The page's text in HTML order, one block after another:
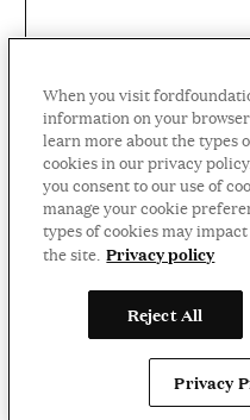
When you visit
information on your
learn more about the types
cookies in our privacy
you consent to our use of
manage your cookie
types of cookies may
the site. Privacy policy
Reject All
Privacy